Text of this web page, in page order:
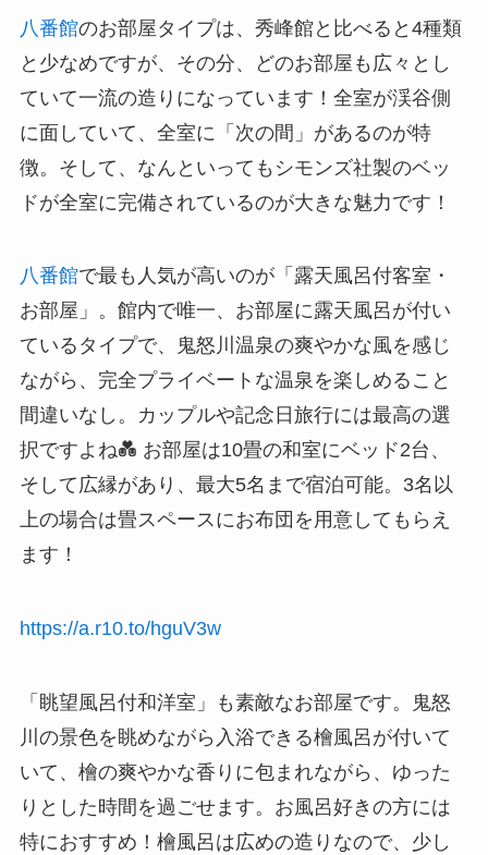
八番館のお部屋タイプは、秀峰館と比べると4種類
と少なめですが、その分、どのお部屋も広々とし
ていて一流の造りになっています！全室が渓谷側
に面していて、全室に「次の間」があるのが特
徴。そして、なんといってもシモンズ社製のベッ
ドが全室に完備されているのが大きな魅力です！
八番館で最も人気が高いのが「露天風呂付客室・
お部屋」。館内で唯一、お部屋に露天風呂が付い
ているタイプで、鬼怒川温泉の爽やかな風を感じ
ながら、完全プライベートな温泉を楽しめること
間違いなし。カップルや記念日旅行には最高の選
択ですよね💑 お部屋は10畳の和室にベッド2台、
そして広縁があり、最大5名まで宿泊可能。3名以
上の場合は畳スペースにお布団を用意してもらえ
ます！
https://a.r10.to/hguV3w
「眺望風呂付和洋室」も素敵なお部屋です。鬼怒
川の景色を眺めながら入浴できる檜風呂が付いて
いて、檜の爽やかな香りに包まれながら、ゆった
りとした時間を過ごせます。お風呂好きの方には
特におすすめ！檜風呂は広めの造りなので、少し